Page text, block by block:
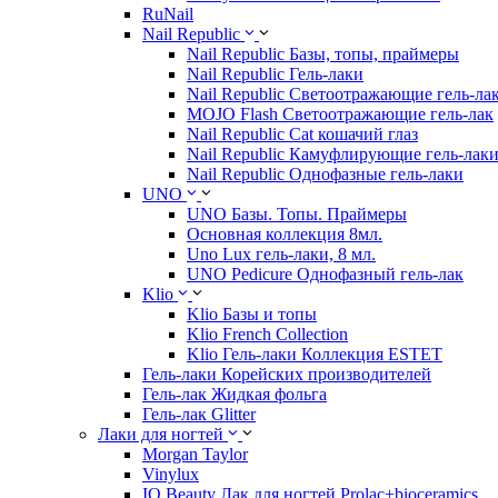
RuNail
Nail Republic
Nail Republic Базы, топы, праймеры
Nail Republic Гель-лаки
Nail Republic Светоотражающие гель-
MOJO Flash Светоотражающие гель-лак
Nail Republic Cat кошачий глаз
Nail Republic Камуфлирующие гель-лаки
Nail Republic Однофазные гель-лаки
UNO
UNO Базы. Топы. Праймеры
Основная коллекция 8мл.
Uno Lux гель-лаки, 8 мл.
UNO Pedicure Однофазный гель-лак
Klio
Klio Базы и топы
Klio French Collection
Klio Гель-лаки Коллекция ESTET
Гель-лаки Корейских производителей
Гель-лак Жидкая фольга
Гель-лак Glitter
Лаки для ногтей
Morgan Taylor
Vinylux
IQ Beauty Лак для ногтей Prolac+bioceramics